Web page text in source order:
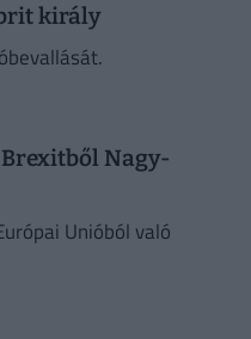
király
Nagy-
Unióból való